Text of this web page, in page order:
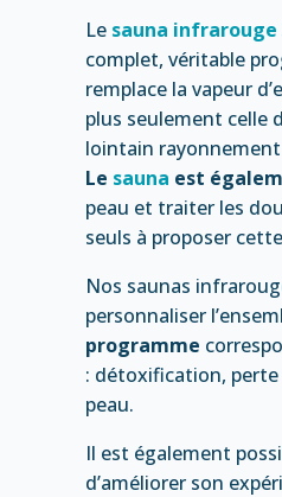
Le sauna infrarouge
complet, véritable
remplace la vapeur
plus seulement celle
lointain rayonnement
Le sauna est
peau et traiter les
seuls à proposer
Nos saunas
personnaliser
programme
: détoxification,
peau.
Il est également
d’améliorer son